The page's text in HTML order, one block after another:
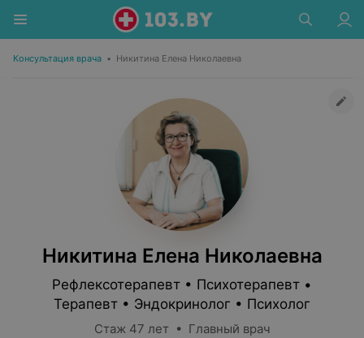
Консультация врача • Никитина Елена Николаевна
Никитина Елена Николаевна
Рефлексотерапевт • Психотерапевт •
Терапевт • Эндокринолог • Психолог
Стаж 47 лет • Главный врач